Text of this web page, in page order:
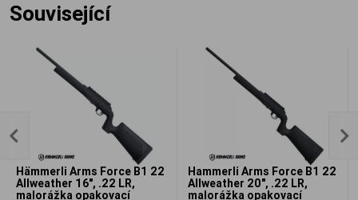
Související
Hämmerli Arms Force B1 22
Allweather 16", .22 LR,
malorážka opakovací
Hammerli Arms Force B1 22
Allweather 20", .22 LR,
malorážka opakovací